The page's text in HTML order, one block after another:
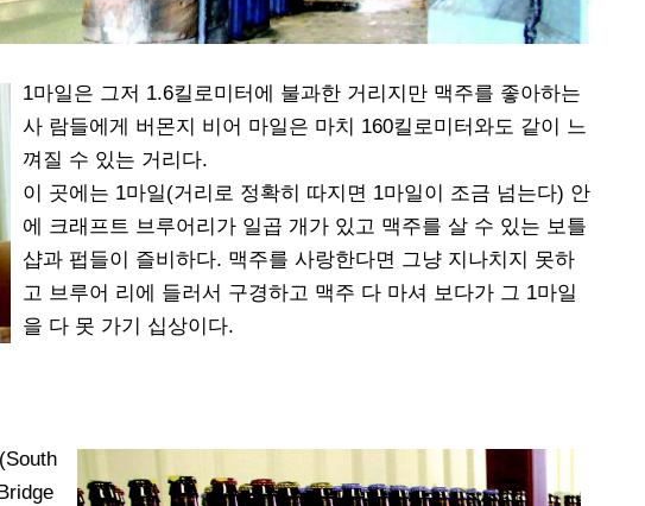
1마일은 그저 1.6킬로미터에 불과한 거리지만 맥주를 좋아하는
사 람들에게 버몬지 비어 마일은 마치 160킬로미터와도 같이 느
껴질 수 있는 거리다.
이 곳에는 1마일(거리로 정확히 따지면 1마일이 조금 넘는다) 안
에 크래프트 브루어리가 일곱 개가 있고 맥주를 살 수 있는 보틀
샵과 펍들이 즐비하다. 맥주를 사랑한다면 그냥 지나치지 못하
고 브루어 리에 들러서 구경하고 맥주 다 마셔 보다가 그 1마일
을 다 못 가기 십상이다.